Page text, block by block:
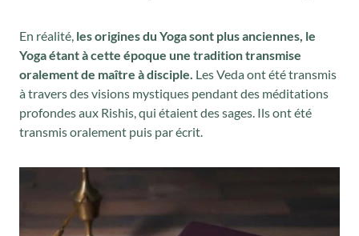
En réalité, les origines du Yoga sont plus anciennes, le
Yoga étant à cette époque une tradition transmise
oralement de maître à disciple. Les Veda ont été transmis
à travers des visions mystiques pendant des méditations
profondes aux Rishis, qui étaient des sages. Ils ont été
transmis oralement puis par écrit.